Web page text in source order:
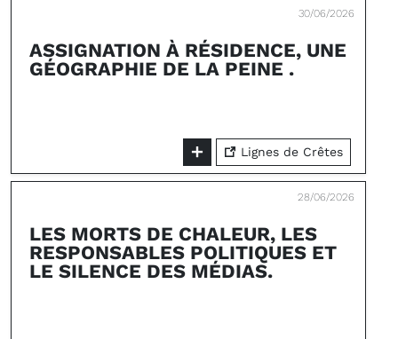
30/06/2026
ASSIGNATION À RÉSIDENCE, UNE
GÉOGRAPHIE DE LA PEINE .
Lignes de Crêtes
28/06/2026
LES MORTS DE CHALEUR, LES
RESPONSABLES POLITIQUES ET
LE SILENCE DES MÉDIAS.